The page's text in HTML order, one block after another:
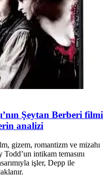
Şeytan Berberi filmi
analizi
gizem, romantizm ve mizahı
intikam temasını
işler, Depp ile